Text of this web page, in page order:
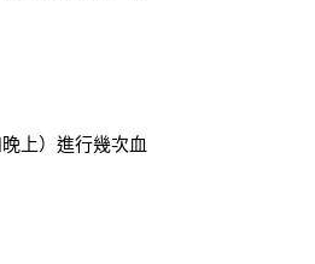
上）進行幾次血